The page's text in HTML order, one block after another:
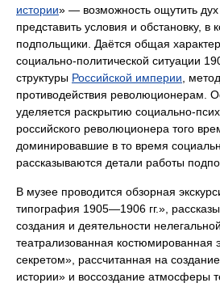
истории» — возможность ощутить дух
представить условия и обстановку, в
подпольщики. Даётся общая
социально-политической ситуации
структуры Российской империи ,
противодействия революционерам.
уделяется раскрытию социально-
российского революционера того
доминировавшие в то время
рассказываются детали работы
В музее проводится обзорная
типография 1905—1906 гг.»,
создания и деятельности
театрализованная костюмированная
секретом», рассчитанная на
истории» и воссоздание атмосферы